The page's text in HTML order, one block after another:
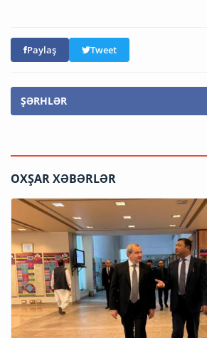
Paylaş Tweet
ŞƏRHLƏR
OXŞAR XƏBƏRLƏR